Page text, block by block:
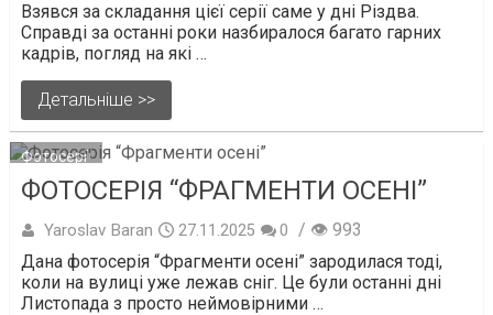
Взявся за складання цієї серії саме у дні Різдва.
Справді за останні роки назбиралося багато гарних
кадрів, погляд на які …
Детальніше >>
Фотосерії
ФОТОСЕРІЯ “ФРАГМЕНТИ ОСЕНІ”
Yaroslav Baran 27.11.2025 0 / 👁 993
Дана фотосерія “Фрагменти осені” зародилася тоді,
коли на вулиці уже лежав сніг. Це були останні дні
Листопада з просто неймовірними …